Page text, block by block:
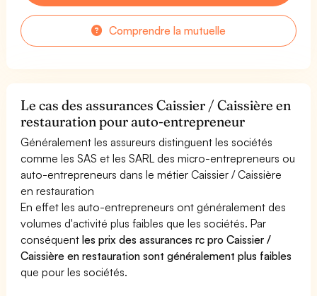
Comprendre la mutuelle
Le cas des assurances Caissier / Caissière en
restauration pour auto-entrepreneur
Généralement les assureurs distinguent les sociétés
comme les SAS et les SARL des micro-entrepreneurs ou
auto-entrepreneurs dans le métier Caissier / Caissière
en restauration
En effet les auto-entrepreneurs ont généralement des
volumes d'activité plus faibles que les sociétés. Par
conséquentles prix des assurances rc pro Caissier /
Caissière en restauration sont généralement plus faibles
que pour les sociétés.